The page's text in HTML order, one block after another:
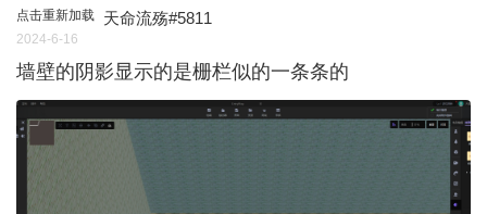
点击重新加载 天命流殇#5811
2024-6-16
墙壁的阴影显示的是栅栏似的一条条的